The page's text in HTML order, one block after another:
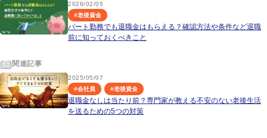
2026/02/05
#老後資金
パート勤務でも退職金はもらえる？確認方法や条件など退職
前に知っておくべきこと
関連記事
2025/05/07
#会社員 #老後資金
退職金なしは当たり前？専門家が教える不安のない老後生活
を送るための5つの対策